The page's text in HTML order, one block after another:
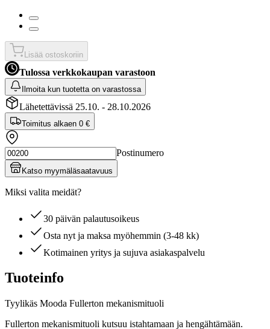
Lisää ostoskoriin
Tulossa verkkokaupan varastoon
Ilmoita kun tuotetta on varastossa
Lähetettävissä 25.10. - 28.10.2026
Toimitus alkaen 0 €
Postinumero
Katso myymäläsaatavuus
Miksi valita meidät?
30 päivän palautusoikeus
Osta nyt ja maksa myöhemmin (3-48 kk)
Kotimainen yritys ja sujuva asiakaspalvelu
Tuoteinfo
Tyylikäs Mooda Fullerton mekanismituoli
Fullerton mekanismituoli kutsuu istahtamaan ja hengähtämään.